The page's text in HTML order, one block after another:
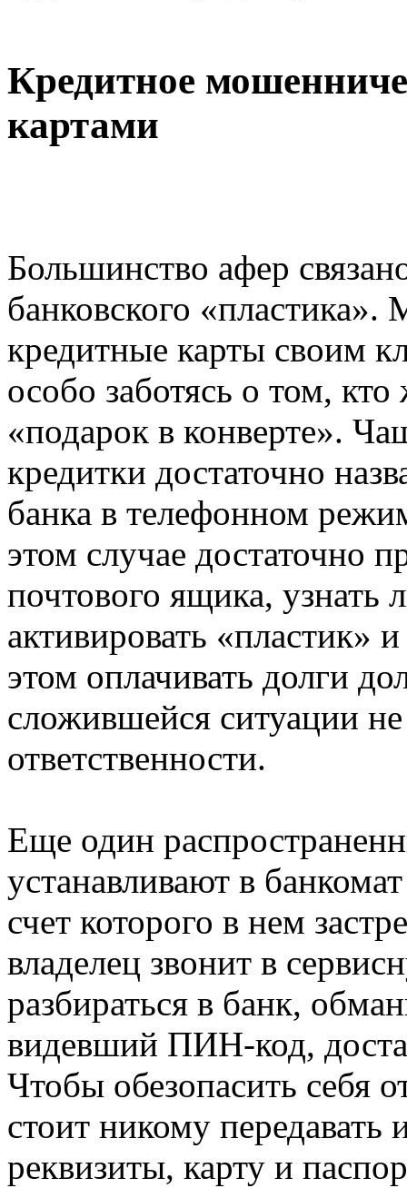
Кредитное
картами
Большинство афер
банковского
кредитные карты своим
особо заботясь о том,
«подарок в конверте».
кредитки достаточно
банка в телефонном
этом случае достаточно
почтового ящика, узнать
активировать «пластик»
этом оплачивать долги
сложившейся ситуации
ответственности.
Еще один
устанавливают в
счет которого в нем
владелец звонит в
разбираться в банк,
видевший ПИН-код,
Чтобы обезопасить себя
стоит никому передавать
реквизиты, карту и